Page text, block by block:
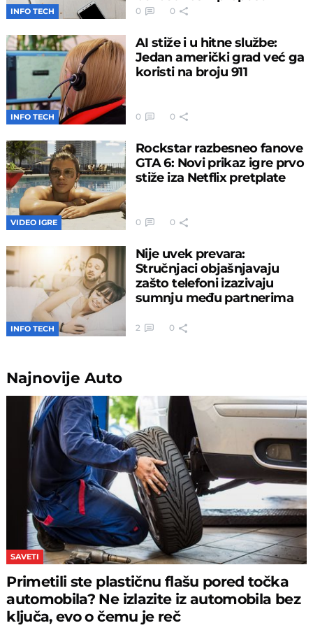
INFO TECH 0 0
INFO TECH
AI stiže i u hitne službe:
Jedan američki grad već ga
koristi na broju 911
0 0
VIDEO IGRE
Rockstar razbesneo fanove
GTA 6: Novi prikaz igre prvo
stiže iza Netflix pretplate
0 0
INFO TECH
Nije uvek prevara:
Stručnjaci objašnjavaju
zašto telefoni izazivaju
sumnju među partnerima
2 0
NajnovijeAuto
SAVETI
Primetili ste plastičnu flašu pored točka
automobila? Ne izlazite iz automobila bez
ključa, evo o čemu je reč